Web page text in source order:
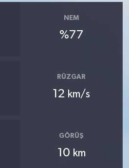
NEM
%77
RÜZGAR
12 km/s
GÖRÜŞ
10 km